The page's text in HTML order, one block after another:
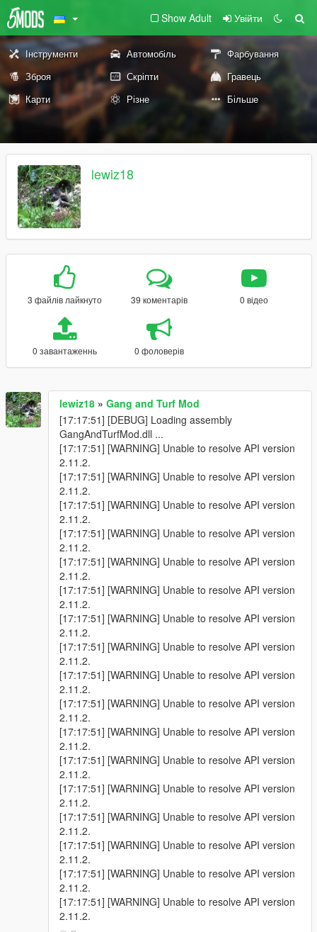
Show Adult Увійти
Інструменти Автомобіль
Фарбування
Зброя
Скріпти
Гравець
Карти
Різне Більше
lewiz18
3 файлів лайкнуто 39 коментарів 0 відео
0 завантаженнь 0 фоловерів
lewiz18 » Gang and Turf Mod
[17:17:51] [DEBUG] Loading assembly
GangAndTurfMod.dll ...
[17:17:51] [WARNING] Unable to resolve API version
2.11.2.
[17:17:51] [WARNING] Unable to resolve API version
2.11.2.
[17:17:51] [WARNING] Unable to resolve API version
2.11.2.
[17:17:51] [WARNING] Unable to resolve API version
2.11.2.
[17:17:51] [WARNING] Unable to resolve API version
2.11.2.
[17:17:51] [WARNING] Unable to resolve API version
2.11.2.
[17:17:51] [WARNING] Unable to resolve API version
2.11.2.
[17:17:51] [WARNING] Unable to resolve API version
2.11.2.
[17:17:51] [WARNING] Unable to resolve API version
2.11.2.
[17:17:51] [WARNING] Unable to resolve API version
2.11.2.
[17:17:51] [WARNING] Unable to resolve API version
2.11.2.
[17:17:51] [WARNING] Unable to resolve API version
2.11.2.
[17:17:51] [WARNING] Unable to resolve API version
2.11.2.
[17:17:51] [WARNING] Unable to resolve API version
2.11.2.
[17:17:51] [WARNING] Unable to resolve API version
2.11.2.
[17:17:51] [WARNING] Unable to resolve API version
2.11.2.
[17:17:51] [WARNING] Unable to resolve API version
2.11.2.